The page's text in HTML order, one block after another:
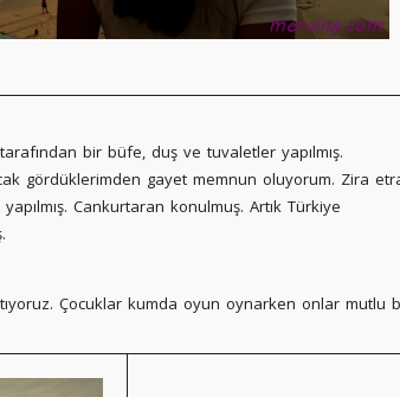
bir büfe, duş ve tuvaletler yapılmış.
gördüklerimden gayet memnun oluyorum. Zira
Cankurtaran konulmuş. Artık Türkiye
Çocuklar kumda oyun oynarken onlar mutlu